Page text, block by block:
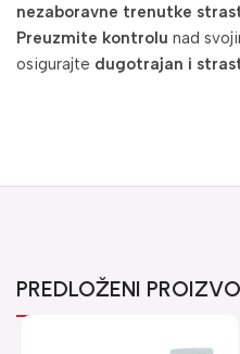
nezaboravne trenutke
Preuzmite kontrolu nad
osigurajte dugotrajan i
PREDLOŽENI